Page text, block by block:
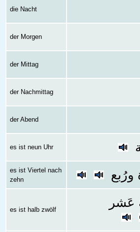
die Nacht
der Morgen
der Mittag
der Nachmittag
der Abend
es ist neun Uhr
es ist Viertel nach
zehn
es ist halb zwölf
عَشر